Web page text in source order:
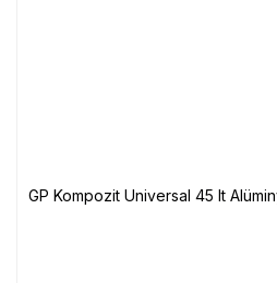
GP Kompozit Universal 45 lt